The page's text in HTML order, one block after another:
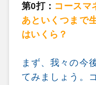
第0打： コース
あといくつまで
はいくら？
まず、我々の今
てみましょう。